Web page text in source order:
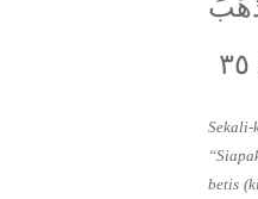
Sekali-
betis